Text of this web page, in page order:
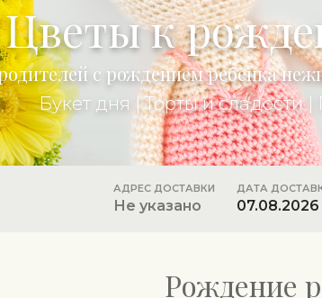
Цветы к
с рождением ребенка
Букет дня |Торты и сладости|
АДРЕС ДОСТАВКИ
Не указано
ДАТА
07.08.2026
Рождение